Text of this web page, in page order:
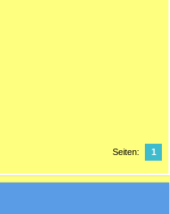
Seiten: 1